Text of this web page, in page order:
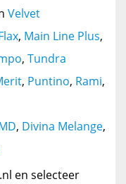
Velvet
, Main Line Plus,
, Tundra
, Puntino, Rami,
, Divina Melange,
en selecteer